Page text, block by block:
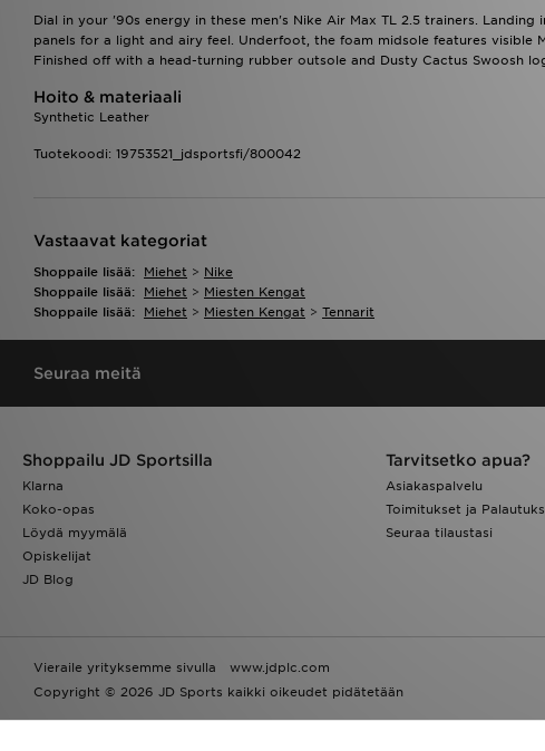
Dial in your '90s energy in these men's Nike Air Max TL 2.5 trainers.
panels for a light and airy feel. Underfoot, the foam midsole features
Finished off with a head-turning rubber outsole and Dusty Cactus Swoosh
Hoito & materiaali
Synthetic Leather
Tuotekoodi: 19753521_jdsportsfi/800042
Vastaavat kategoriat
Shoppaile lisää: Miehet > Nike
Shoppaile lisää:
Miehet > Miesten Kengat
Shoppaile lisää:
Miehet > Miesten Kengat > Tennarit
Seuraa meitä
Shoppailu JD Sportsilla
Klarna
Koko-opas
Löydä myymälä
Opiskelijat
JD Blog
Tarvitsetko apua?
Asiakaspalvelu
Toimitukset ja
Seuraa tilaustasi
Vieraile yrityksemme sivulla
www.jdplc.com
Copyright © 2026 JD Sports kaikki oikeudet pidätetään